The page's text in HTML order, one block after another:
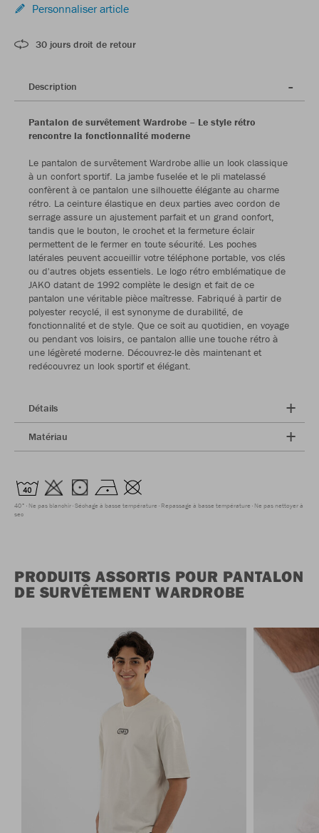
Personnaliser article
30 jours droit de retour
Description
Pantalon de survêtement Wardrobe – Le style rétro
rencontre la fonctionnalité moderne
Le pantalon de survêtement Wardrobe allie un look classique
à un confort sportif. La jambe fuselée et le pli matelassé
confèrent à ce pantalon une silhouette élégante au charme
rétro. La ceinture élastique en deux parties avec cordon de
serrage assure un ajustement parfait et un grand confort,
tandis que le bouton, le crochet et la fermeture éclair
permettent de le fermer en toute sécurité. Les poches
latérales peuvent accueillir votre téléphone portable, vos clés
ou d'autres objets essentiels. Le logo rétro emblématique de
JAKO datant de 1992 complète le design et fait de ce
pantalon une véritable pièce maîtresse. Fabriqué à partir de
polyester recyclé, il est synonyme de durabilité, de
fonctionnalité et de style. Que ce soit au quotidien, en voyage
ou pendant vos loisirs, ce pantalon allie une touche rétro à
une légèreté moderne. Découvrez-le dès maintenant et
redécouvrez un look sportif et élégant.
Détails
Matériau
40° Ne pas blanchir Séchage à basse température Repassage à basse température Ne pas nettoyer à
sec
PRODUITS ASSORTIS POUR PANTALON
DE SURVÊTEMENT WARDROBE